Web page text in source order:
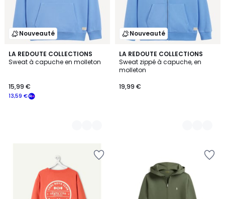
Nouveauté
LA REDOUTE COLLECTIONS
Sweat à capuche en molleton
13,59 €
15,99 €
5
Couleurs
Nouveauté
LA REDOUTE COLLECTIONS
Sweat zippé à capuche, en
molleton
19,99 €
4
Couleurs